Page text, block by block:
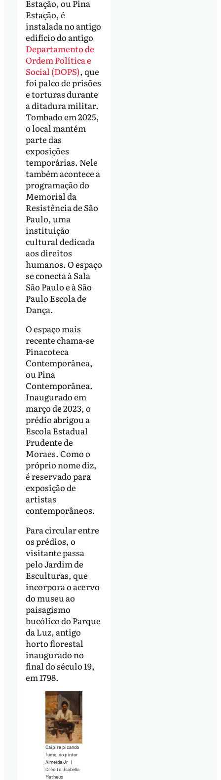
Estação, ou Pina
Estação, é
instalada no antigo
edifício do antigo
Departamento de
Ordem Política e
Social (DOPS), que
foi palco de prisões
e torturas durante
a ditadura militar.
Tombado em 2025,
o local mantém
parte das
exposições
temporárias. Nele
também acontece a
programação do
Memorial da
Resistência de São
Paulo, uma
instituição
cultural dedicada
aos direitos
humanos. O espaço
se conecta à Sala
São Paulo e à São
Paulo Escola de
Dança.
O espaço mais
recente chama-se
Pinacoteca
Contemporânea,
ou Pina
Contemporânea.
Inaugurado em
março de 2023, o
prédio abrigou a
Escola Estadual
Prudente de
Moraes. Como o
próprio nome diz,
é reservado para
exposição de
artistas
contemporâneos.
Para circular entre
os prédios, o
visitante passa
pelo Jardim de
Esculturas, que
incorpora o acervo
do museu ao
paisagismo
bucólico do Parque
da Luz, antigo
horto florestal
inaugurado no
final do século 19,
em 1798.
Caipira picando
fumo, do pintor
Almeida Jr |
Crédito: Isabella
Matheus